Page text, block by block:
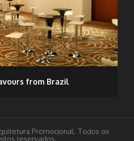
from Brazil
Promocional. Todos os
reservados.